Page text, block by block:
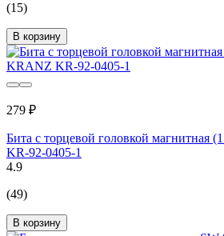
(15)
В корзину
279 ₽
Бита с торцевой головкой магнитная
KR-92-0405-1
4.9
(49)
В корзину